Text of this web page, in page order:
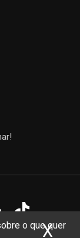
o que quer
X